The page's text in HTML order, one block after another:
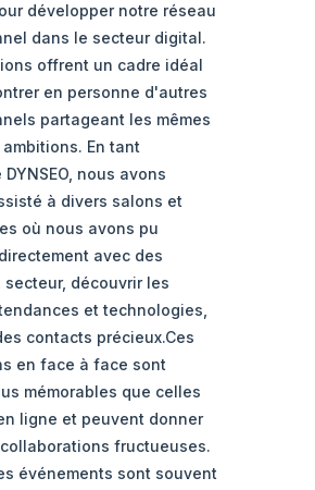
développer notre réseau
dans le secteur digital.
offrent un cadre idéal
en personne d'autres
partageant les mêmes
En tant
nous avons
à divers salons et
où nous avons pu
avec des
secteur, découvrir les
et technologies,
contacts précieux.Ces
en face à face sont
mémorables que celles
ligne et peuvent donner
fructueuses.
événements sont souvent